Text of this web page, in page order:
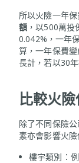
所以火險一年保
額 ，以500萬
0.042%，一年
算，一年保費
長計，若以30
比較火
除了不同保險
素亦會影響火險
樓宇類別：